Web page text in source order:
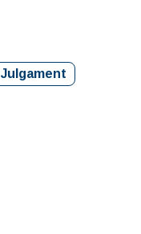
Julgament